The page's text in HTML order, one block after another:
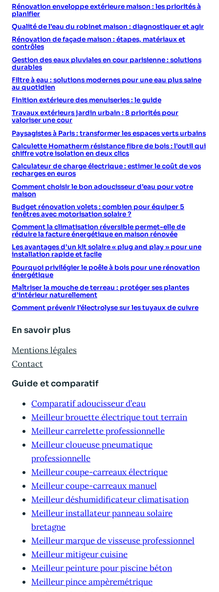
Rénovation enveloppe extérieure maison : les priorités à
planifier
Qualité de l’eau du robinet maison : diagnostiquer et agir
Rénovation de façade maison : étapes, matériaux et
contrôles
Gestion des eaux pluviales en cour parisienne : solutions
durables
Filtre à eau : solutions modernes pour une eau plus saine
au quotidien
Finition extérieure des menuiseries : le guide
Travaux extérieurs jardin urbain : 8 priorités pour
valoriser une cour
Paysagistes à Paris : transformer les espaces verts urbains
Calculette Homatherm résistance fibre de bois : l’outil qui
chiffre votre isolation en deux clics
Calculateur de charge électrique : estimer le coût de vos
recharges en euros
Comment choisir le bon adoucisseur d’eau pour votre
maison
Budget rénovation volets : combien pour équiper 5
fenêtres avec motorisation solaire ?
Comment la climatisation réversible permet-elle de
réduire la facture énergétique en maison rénovée
Les avantages d’un kit solaire « plug and play » pour une
installation rapide et facile
Pourquoi privilégier le poêle à bois pour une rénovation
énergétique
Maîtriser la mouche de terreau : protéger ses plantes
d’intérieur naturellement
Comment prévenir l’électrolyse sur les tuyaux de cuivre
En savoir plus
Mentions légales
Contact
Guide et comparatif
Comparatif adoucisseur d’eau
Meilleur brouette électrique tout terrain
Meilleur carrelette professionnelle
Meilleur cloueuse pneumatique
professionnelle
Meilleur coupe-carreaux électrique
Meilleur coupe-carreaux manuel
Meilleur déshumidificateur climatisation
Meilleur installateur panneau solaire
bretagne
Meilleur marque de visseuse professionnel
Meilleur mitigeur cuisine
Meilleur peinture pour piscine béton
Meilleur pince ampèremétrique